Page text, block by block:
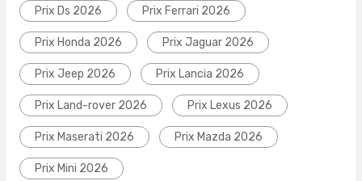
Prix Ds 2026 Prix Ferrari 2026
Prix Honda 2026 Prix Jaguar 2026
Prix Jeep 2026 Prix Lancia 2026
Prix Land-rover 2026 Prix Lexus 2026
Prix Maserati 2026 Prix Mazda 2026
Prix Mini 2026